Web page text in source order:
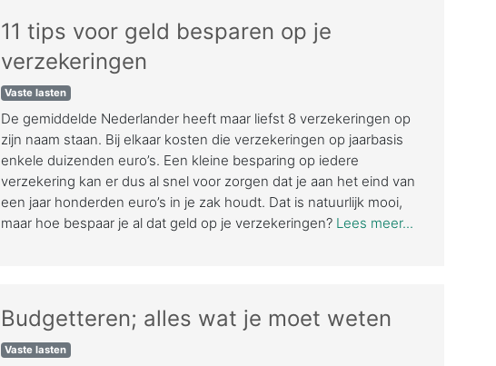
11 tips voor geld besparen op je
verzekeringen
Vaste lasten
De gemiddelde Nederlander heeft maar liefst 8 verzekeringen op
zijn naam staan. Bij elkaar kosten die verzekeringen op jaarbasis
enkele duizenden euro’s. Een kleine besparing op iedere
verzekering kan er dus al snel voor zorgen dat je aan het eind van
een jaar honderden euro’s in je zak houdt. Dat is natuurlijk mooi,
maar hoe bespaar je al dat geld op je verzekeringen? Lees meer...
Budgetteren; alles wat je moet weten
Vaste lasten